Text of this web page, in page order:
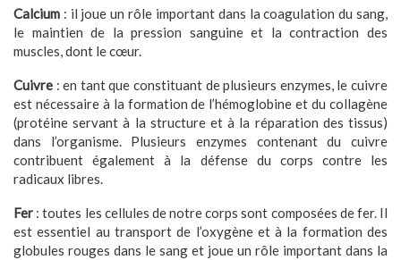
Calcium : il joue un rôle important dans la coagulation du sang,
le maintien de la pression sanguine et la contraction des
muscles, dont le cœur.
Cuivre : en tant que constituant de plusieurs enzymes, le cuivre
est nécessaire à la formation de l’hémoglobine et du collagène
(protéine servant à la structure et à la réparation des tissus)
dans l’organisme. Plusieurs enzymes contenant du cuivre
contribuent également à la défense du corps contre les
radicaux libres.
Fer : toutes les cellules de notre corps sont composées de fer. Il
est essentiel au transport de l’oxygène et à la formation des
globules rouges dans le sang et joue un rôle important dans la